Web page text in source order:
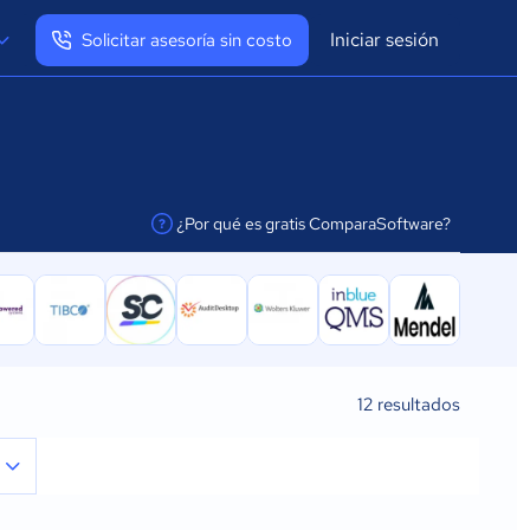
Solicitar asesoría sin costo Iniciar sesión
¿Por qué es gratis ComparaSoftware?
facilitar la conexión
12 resultados